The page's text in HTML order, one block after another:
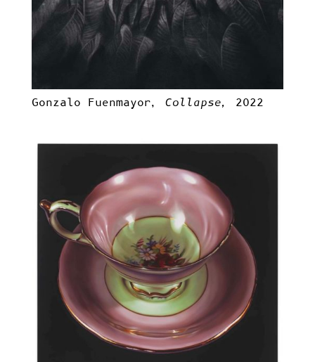
Gonzalo Fuenmayor, Collapse, 2022